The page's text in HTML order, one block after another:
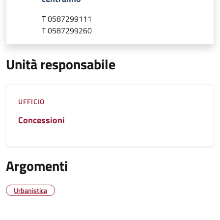
T 0587299111
T 0587299260
Unità responsabile
UFFICIO
Concessioni
Argomenti
Urbanistica